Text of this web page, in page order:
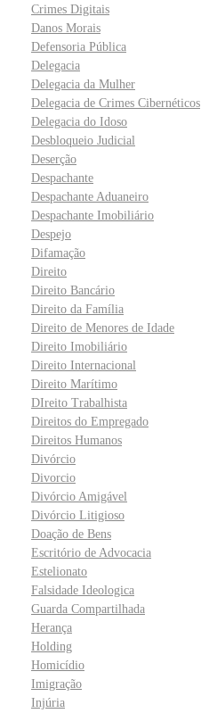
Crimes Digitais
Danos Morais
Defensoria Pública
Delegacia
Delegacia da Mulher
Delegacia de Crimes Cibernéticos
Delegacia do Idoso
Desbloqueio Judicial
Deserção
Despachante
Despachante Aduaneiro
Despachante Imobiliário
Despejo
Difamação
Direito
Direito Bancário
Direito da Família
Direito de Menores de Idade
Direito Imobiliário
Direito Internacional
Direito Marítimo
DIreito Trabalhista
Direitos do Empregado
Direitos Humanos
Divórcio
Divorcio
Divórcio Amigável
Divórcio Litigioso
Doação de Bens
Escritório de Advocacia
Estelionato
Falsidade Ideologica
Guarda Compartilhada
Herança
Holding
Homicídio
Imigração
Injúria